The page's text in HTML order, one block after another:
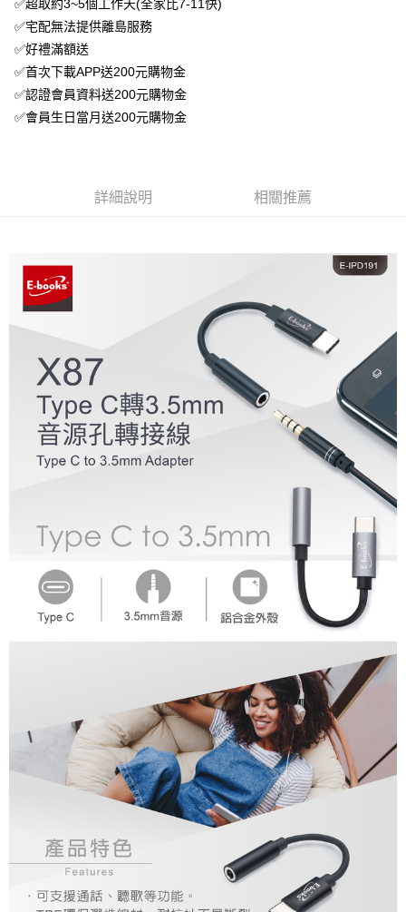
付款後7-11取貨
免運費
宅配
免運費
✅超取約3~5個工作天(全家比7-11快)
✅宅配無法提供離島服務
✅好禮滿額送
✅首次下載APP送200元購物金
✅認證會員資料送200元購物金
✅會員生日當月送200元購物金
詳細說明 相關推薦